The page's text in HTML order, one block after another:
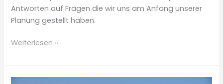
Antworten auf Fragen die wir uns am Anfang unserer
Planung gestellt haben.
Tipps
Mit
zwei
Weiterlesen »